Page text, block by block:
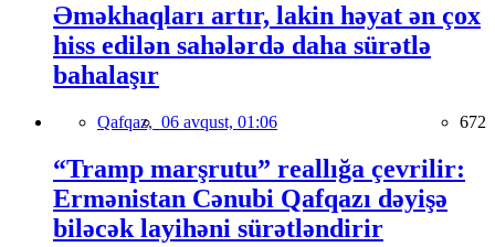
Əməkhaqları artır, lakin həyat ən çox
hiss edilən sahələrdə daha sürətlə
bahalaşır
Qafqaz, 06 avqust, 01:06 672
“Tramp marşrutu” reallığa çevrilir:
Ermənistan Cənubi Qafqazı dəyişə
biləcək layihəni sürətləndirir